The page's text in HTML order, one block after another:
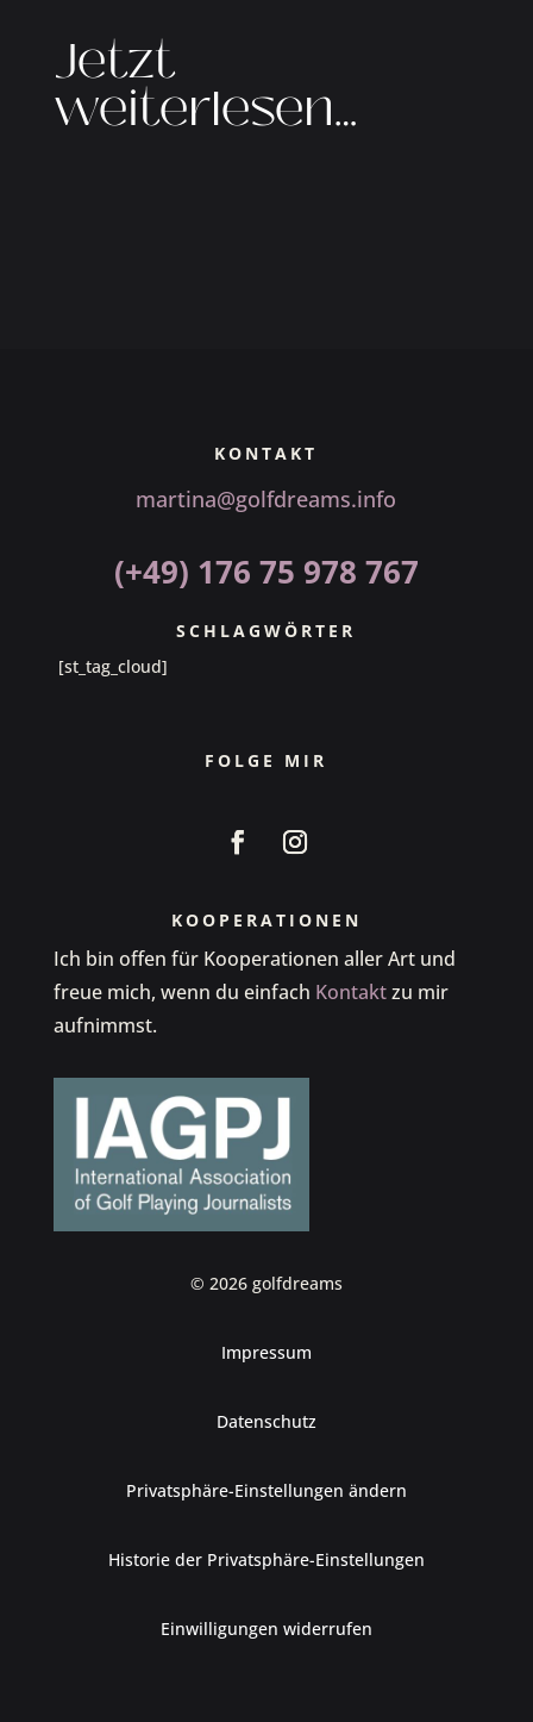
Jetzt
weiterlesen…
KONTAKT
martina@golfdreams.info
(+49) 176 75 978 767
SCHLAGWÖRTER
[st_tag_cloud]
FOLGE MIR
KOOPERATIONEN
Ich bin offen für Kooperationen aller Art und
freue mich, wenn du einfach Kontaktzu mir
aufnimmst.
© 2026 golfdreams
Impressum
Datenschutz
Privatsphäre-Einstellungen ändern
Historie der Privatsphäre-Einstellungen
Einwilligungen widerrufen